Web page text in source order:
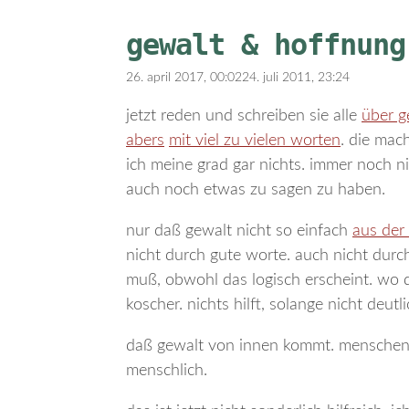
gewalt & hoffnung
26. april 2017, 00:0224. juli 2011, 23:24
jetzt reden und schreiben sie alle über
abers mit viel zu vielen worten. die
ich meine grad gar nichts. immer noch
auch noch etwas zu sagen zu haben.
nur daß gewalt nicht so einfach aus
nicht durch gute worte. auch nicht
muß, obwohl das logisch erscheint. wo
koscher. nichts hilft, solange nicht
daß gewalt von innen kommt.
menschlich.